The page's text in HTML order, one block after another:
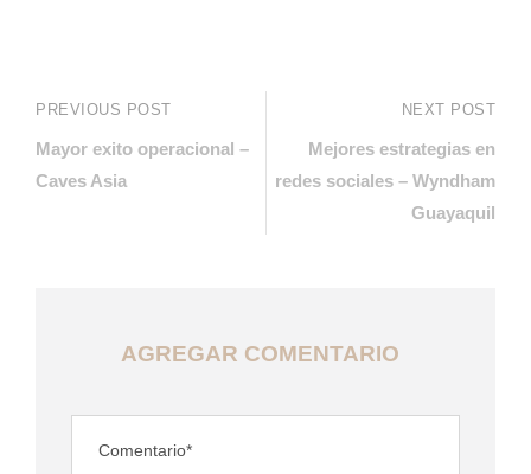
PREVIOUS POST
Mayor exito operacional –
Caves Asia
NEXT POST
Mejores estrategias en
redes sociales – Wyndham
Guayaquil
AGREGAR COMENTARIO